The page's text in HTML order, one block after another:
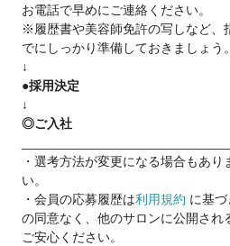
★前向きな人
★美容が好きな人
★ファッションが好きな人
♢ヘア技術を追求したい
♢ネイルや着付けを勉強したい
♢撮影にも挑戦してみたい
気軽にお問い合わせください♪
お電話で早めにご連絡ください。
※履歴書や美容師免許の写しなど、
でにしっかり準備しておきましょう。
↓
●採用決定
↓
◎ご入社
・選考方法が変更になる場合もあり
い。
・会員の応募履歴は利用規約 に基
の同意なく、他のサロンに公開され
ご安心ください。